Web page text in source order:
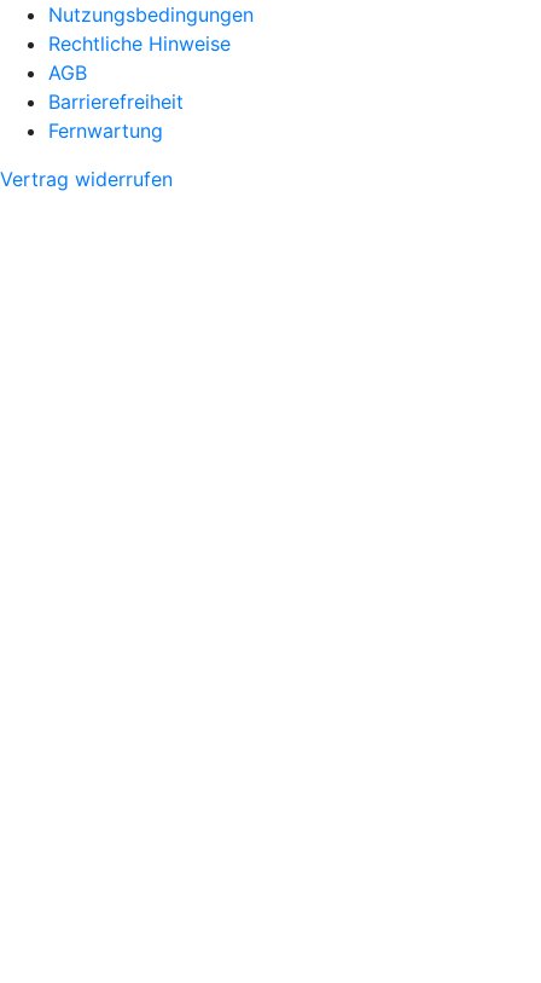
Nutzungsbedingungen
Rechtliche Hinweise
AGB
Barrierefreiheit
Fernwartung
Vertrag widerrufen